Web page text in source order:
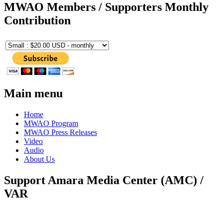
MWAO Members / Supporters Monthly
Contribution
Main menu
Home
MWAO Program
MWAO Press Releases
Video
Audio
About Us
Support Amara Media Center (AMC) /
VAR